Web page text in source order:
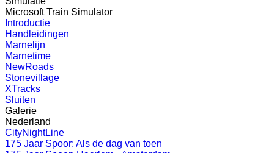
Microsoft Train Simulator
Introductie
Handleidingen
Marnelijn
Marnetime
NewRoads
Stonevillage
XTracks
Sluiten
Galerie
Nederland
CityNightLine
175 Jaar Spoor: Als de dag van toen